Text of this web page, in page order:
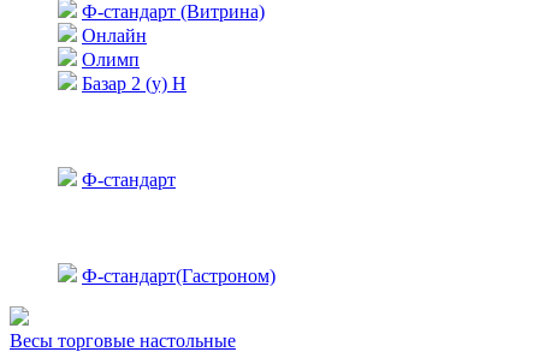
Ф-стандарт (Витрина)
Онлайн
Олимп
Базар 2 (у) Н
Ф-стандарт
Ф-стандарт(Гастроном)
Весы торговые настольные